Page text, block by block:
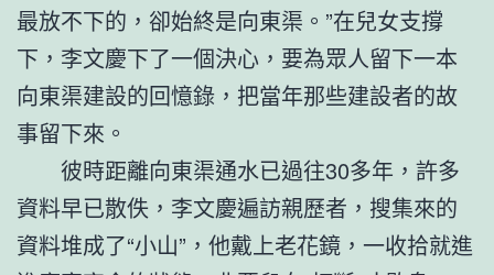
最放不下的，卻始終是向東渠。”在兒女支撐
下，李文慶下了一個決心，要為眾人留下一本
向東渠建設的回憶錄，把當年那些建設者的故
事留下來。
彼時距離向東渠通水已過往30多年，許多
資料早已散佚，李文慶遍訪親歷者，搜集來的
資料堆成了“小山”，他戴上老花鏡，一收拾就進